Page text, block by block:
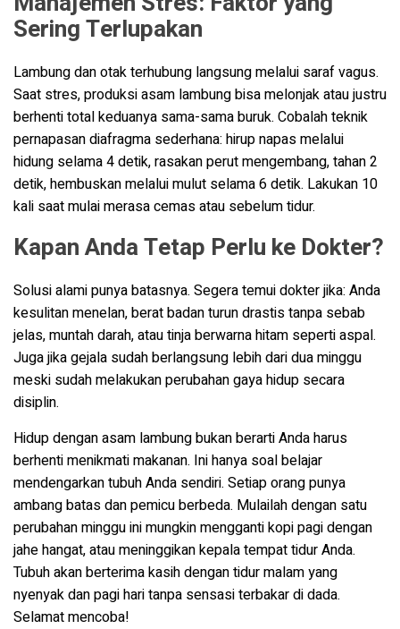
Sering Terlupakan
Lambung dan otak terhubung langsung melalui saraf vagus.
Saat stres, produksi asam lambung bisa melonjak atau justru
berhenti total keduanya sama-sama buruk. Cobalah teknik
pernapasan diafragma sederhana: hirup napas melalui
hidung selama 4 detik, rasakan perut mengembang, tahan 2
detik, hembuskan melalui mulut selama 6 detik. Lakukan 10
kali saat mulai merasa cemas atau sebelum tidur.
Kapan Anda Tetap Perlu ke Dokter?
Solusi alami punya batasnya. Segera temui dokter jika: Anda
kesulitan menelan, berat badan turun drastis tanpa sebab
jelas, muntah darah, atau tinja berwarna hitam seperti aspal.
Juga jika gejala sudah berlangsung lebih dari dua minggu
meski sudah melakukan perubahan gaya hidup secara
disiplin.
Hidup dengan asam lambung bukan berarti Anda harus
berhenti menikmati makanan. Ini hanya soal belajar
mendengarkan tubuh Anda sendiri. Setiap orang punya
ambang batas dan pemicu berbeda. Mulailah dengan satu
perubahan minggu ini mungkin mengganti kopi pagi dengan
jahe hangat, atau meninggikan kepala tempat tidur Anda.
Tubuh akan berterima kasih dengan tidur malam yang
nyenyak dan pagi hari tanpa sensasi terbakar di dada.
Selamat mencoba!